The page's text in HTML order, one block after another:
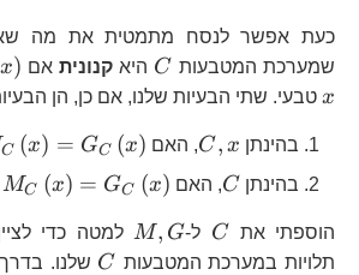
כעת אפשר לנסח מתמטית את מה
שמערכת המטבעות
C C היאקנונית אם x)
x טבעי. שתי הבעיות שלנו, אם כן, הן
בהינתן C, x , האם C (x) = GC (x)
בהינתן C, האם MC (x) = GC (x) x
הוספתי את C ל- M,G M, G
למטה כדי
תלויות במערכת המטבעות
CC שלנו.